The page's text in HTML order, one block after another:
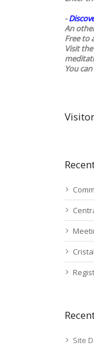
-
An
Free to
Visit
You
Site